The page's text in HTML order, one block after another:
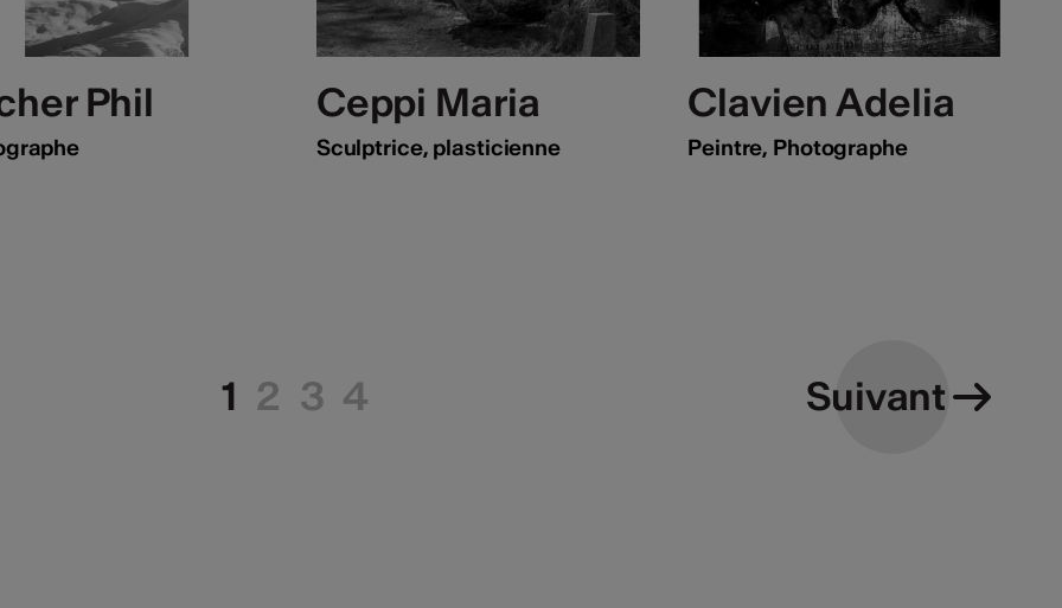
Phil Ceppi Maria
Sculptrice, plasticienne
Clavien Adelia
Peintre, Photographe
1 2 3 4 Suivant